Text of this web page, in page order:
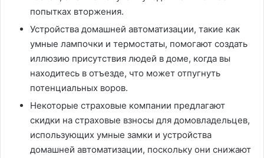
попытках вторжения.
Устройства домашней автоматизации, такие как
умные лампочки и термостаты, помогают создать
иллюзию присутствия людей в доме, когда вы
находитесь в отъезде, что может отпугнуть
потенциальных воров.
Некоторые страховые компании предлагают
скидки на страховые взносы для домовладельцев,
использующих умные замки и устройства
домашней автоматизации, поскольку они снижают